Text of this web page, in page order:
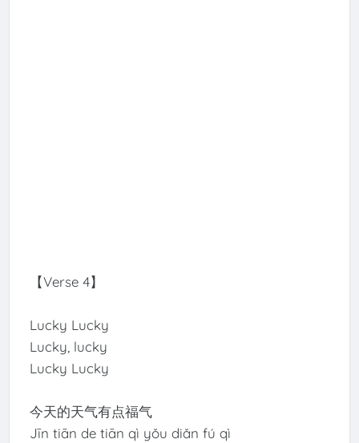
【Verse 4】
Lucky Lucky
Lucky, lucky
Lucky Lucky
今天的天气有点福气
Jīn tiān de tiān qì yǒu diǎn fú qì